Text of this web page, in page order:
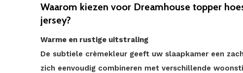
Waarom kiezen voor Dreamhouse topper
jersey?
Warme en rustige uitstraling
De subtiele crèmekleur geeft uw slaapkamer een
zich eenvoudig combineren met verschillende